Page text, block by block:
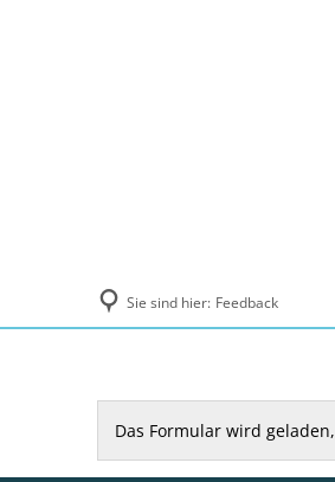
Sie sind hier: Feedback
FeedbackDas Formular wird